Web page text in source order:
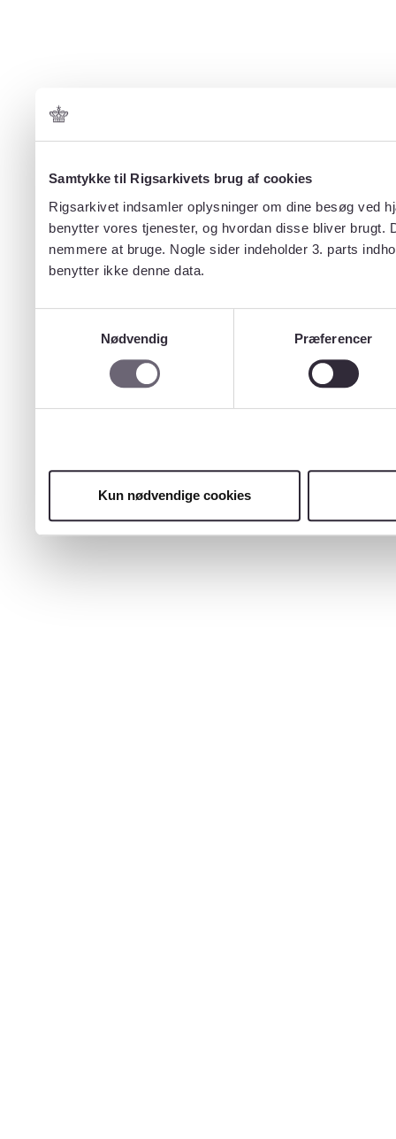
Samtykke til Rigsarkivets brug af cookies
Rigsarkivet indsamler oplysninger om dine besøg ved
benytter vores tjenester, og hvordan disse bliver
nemmere at bruge. Nogle sider indeholder 3. parts
benytter ikke denne data.
Nødvendig
Præferencer
Kun nødvendige cookies